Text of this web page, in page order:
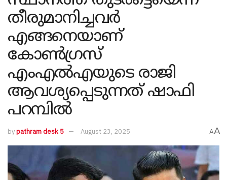
തീരുമാനിച്ചവർ
എങ്ങനെയാണ്
കോൺഗ്രസ്
എംഎൽഎയുടെ രാജി
ആവശ്യപ്പെടുന്നത് ഷാഫി
പറമ്പിൽ
bypathram desk 5 August 23, 2025 AA